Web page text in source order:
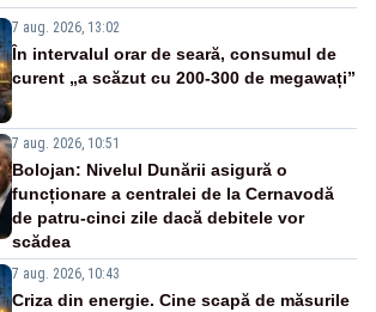
7 aug. 2026, 13:02
În intervalul orar de seară, consumul de
curent „a scăzut cu 200-300 de megawați”
7 aug. 2026, 10:51
Bolojan: Nivelul Dunării asigură o
funcționare a centralei de la Cernavodă
de patru-cinci zile dacă debitele vor
scădea
7 aug. 2026, 10:43
Criza din energie. Cine scapă de măsurile